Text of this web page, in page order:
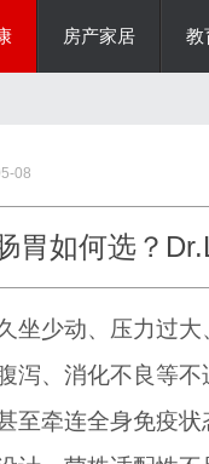
房产家居 教
08
胃如何选？
坐少动、压力过
泻、消化不良等
至牵连全身免疫